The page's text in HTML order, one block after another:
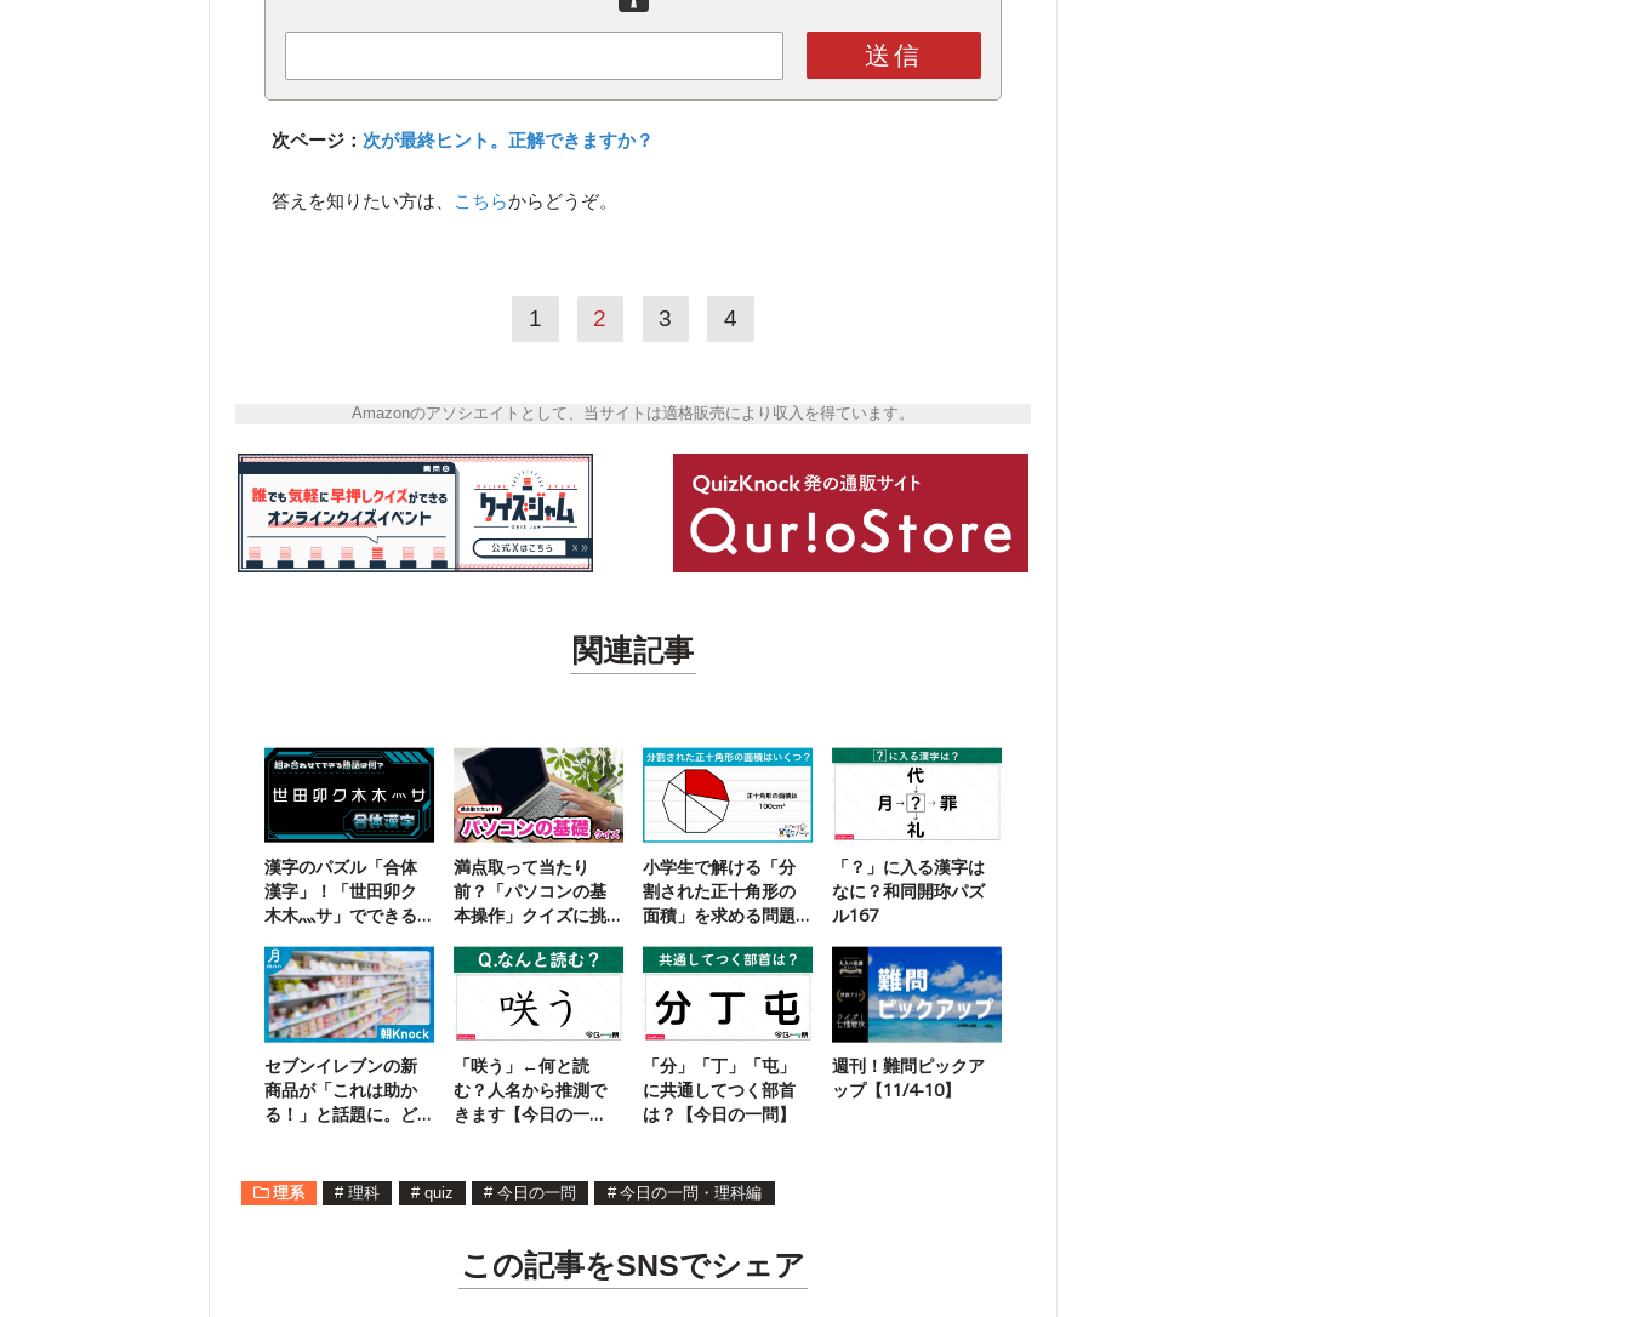
送信
次ページ：次が最終ヒント。正解できますか？
答えを知りたい方は、 こちらからどうぞ。
1 2 3 4
Amazonのアソシエイトとして、当サイトは適格販売により収入を得ています。
関連記事
漢字のパズル「合体
漢字」！「世田卯ク
木木灬サ」でできる
満点取って当たり
前？「パソコンの基
本操作」クイズに挑
小学生で解ける「分
割された正十角形の
面積」を求める問題
「？」に入る漢字は
なに？和同開珎パズ
ル167
セブンイレブンの新
商品が「これは助か
る！」と話題に。ど
「咲う」←何と読
む？人名から推測で
きます【今日の一
「分」「丁」「屯」
に共通してつく部首
は？【今日の一問】
週刊！難問ピックア
ップ【11/4-10】
理系 # 理科 # quiz # 今日の一問 # 今日の一問・理科編
この記事をSNSでシェア